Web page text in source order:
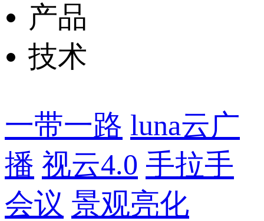
产品
技术
一带一路 luna云广
播 视云4.0 手拉手
会议 景观亮化